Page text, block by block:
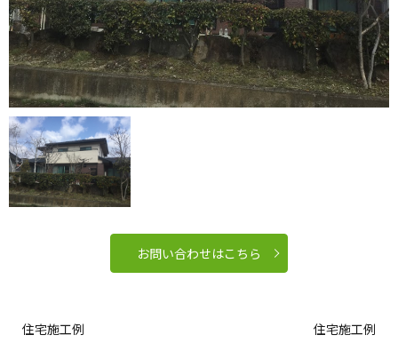
お問い合わせはこちら
住宅施工例 住宅施工例